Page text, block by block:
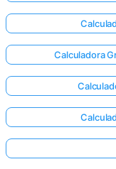
Calculadora